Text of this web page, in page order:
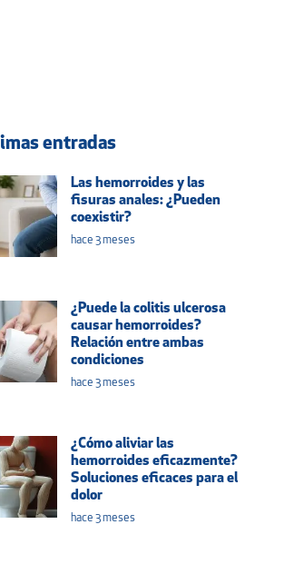
entradas
Las hemorroides y las
fisuras anales: ¿Pueden
coexistir?
hace 3 meses
¿Puede la colitis ulcerosa
causar hemorroides?
Relación entre ambas
condiciones
hace 3 meses
¿Cómo aliviar las
hemorroides eficazmente?
Soluciones eficaces para el
dolor
hace 3 meses